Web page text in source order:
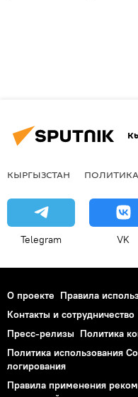
КЫРГЫЗСТАН ПОЛИТИКА
Telegram VK
О проекте Правила
Контакты и сотрудничество
Пресс-релизы Политика
Политика использования
логирования
Правила применения